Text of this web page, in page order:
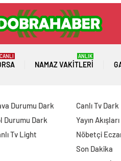
CANLI
NAMAZ VAKITLERI
ANLIK
Durumu Dark
Durumu Dark
Tv Light
Canlı Tv Dark
Yayın
Nöbetçi
Son Dakika